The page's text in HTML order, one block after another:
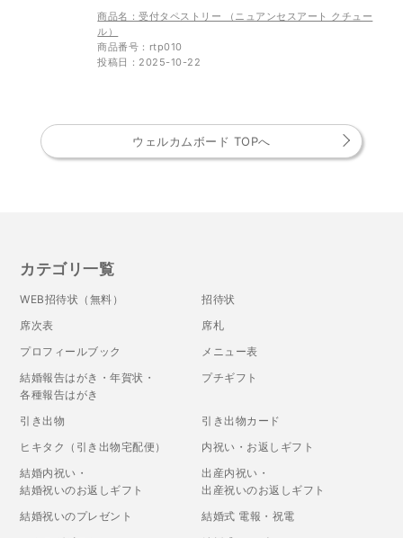
商品名：受付タペストリー （ニュアンセスアート クチュー
ル）
商品番号：rtp010
投稿日：2025-10-22
ウェルカムボード TOPへ
カテゴリ一覧
WEB招待状（無料）
招待状
席次表
席札
プロフィールブック
メニュー表
結婚報告はがき・年賀状・
各種報告はがき
プチギフト
引き出物
引き出物カード
ヒキタク（引き出物宅配便）
内祝い・お返しギフト
結婚内祝い・
結婚祝いのお返しギフト
出産内祝い・
出産祝いのお返しギフト
結婚祝いのプレゼント
結婚式 電報・祝電